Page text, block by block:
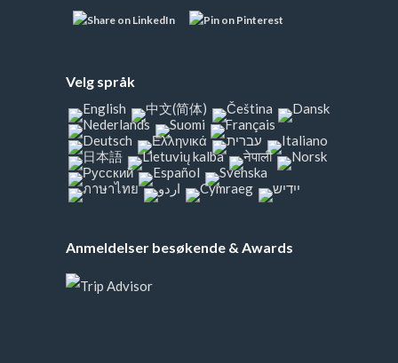
Velg språk
Anmeldelser besøkende & Awards